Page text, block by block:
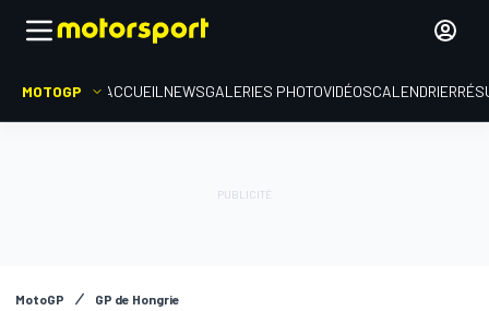
MOTOGP ACCUEIL NEWSGALERIES PHOTOVIDÉOSCALENDRIER
MotoGP GP de Hongrie